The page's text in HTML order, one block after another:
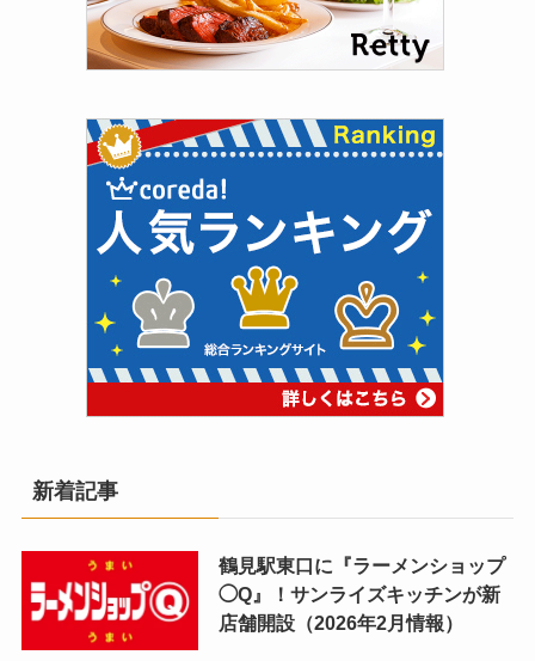
新着記事
鶴見駅東口に『ラーメンショップ
◯Q』！サンライズキッチンが新
店舗開設（2026年2月情報）